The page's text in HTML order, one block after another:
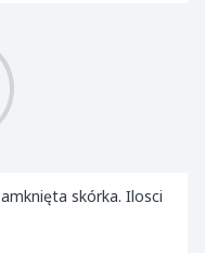
skórka. Ilosci